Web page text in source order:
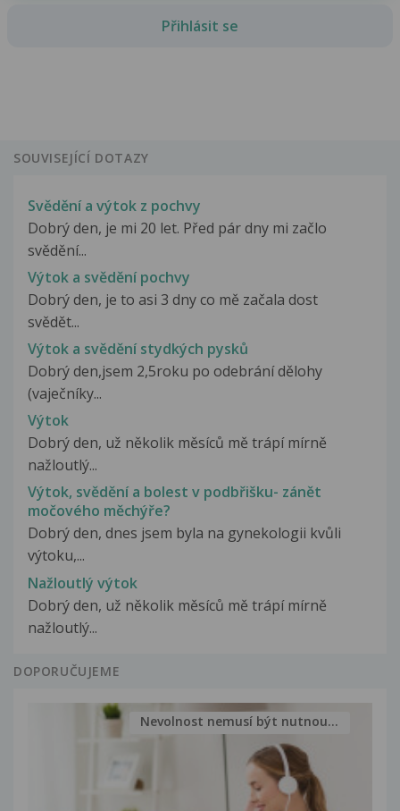
Přihlásit se
SOUVISEJÍCÍ DOTAZY
Svědění a výtok z pochvy
Dobrý den, je mi 20 let. Před pár dny mi začlo
svědění...
Výtok a svědění pochvy
Dobrý den, je to asi 3 dny co mě začala dost
svědět...
Výtok a svědění stydkých pysků
Dobrý den,jsem 2,5roku po odebrání dělohy
(vaječníky...
Výtok
Dobrý den, už několik měsíců mě trápí mírně
nažloutlý...
Výtok, svědění a bolest v podbřišku- zánět
močového měchýře?
Dobrý den, dnes jsem byla na gynekologii kvůli
výtoku,...
Nažloutlý výtok
Dobrý den, už několik měsíců mě trápí mírně
nažloutlý...
DOPORUČUJEME
Nevolnost nemusí být nutnou...